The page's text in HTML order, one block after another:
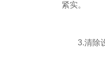
紧实。
3.清除设